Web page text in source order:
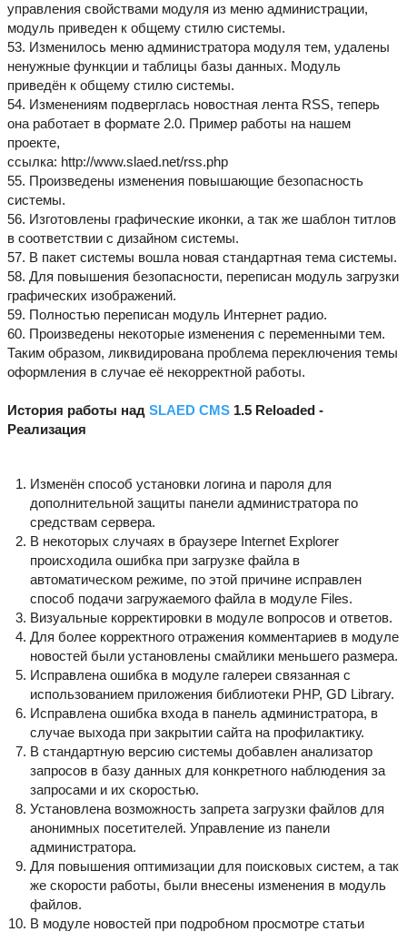
управления свойствами модуля из меню администрации,
модуль приведен к общему стилю системы.
53. Изменилось меню администратора модуля тем, удалены
ненужные функции и таблицы базы данных. Модуль
приведён к общему стилю системы.
54. Изменениям подверглась новостная лента RSS, теперь
она работает в формате 2.0. Пример работы на нашем
проекте,
ссылка: http://www.slaed.net/rss.php
55. Произведены изменения повышающие безопасность
системы.
56. Изготовлены графические иконки, а так же шаблон титлов
в соответствии с дизайном системы.
57. В пакет системы вошла новая стандартная тема системы.
58. Для повышения безопасности, переписан модуль загрузки
графических изображений.
59. Полностью переписан модуль Интернет радио.
60. Произведены некоторые изменения с переменными тем.
Таким образом, ликвидирована проблема переключения темы
оформления в случае её некорректной работы.
История работы над SLAED CMS 1.5 Reloaded -
Реализация
Изменён способ установки логина и пароля для
дополнительной защиты панели администратора по
средствам сервера.
В некоторых случаях в браузере Internet Explorer
происходила ошибка при загрузке файла в
автоматическом режиме, по этой причине исправлен
способ подачи загружаемого файла в модуле Files.
Визуальные корректировки в модуле вопросов и ответов.
Для более корректного отражения комментариев в модуле
новостей были установлены смайлики меньшего размера.
Исправлена ошибка в модуле галереи связанная с
использованием приложения библиотеки PHP, GD Library.
Исправлена ошибка входа в панель администратора, в
случае выхода при закрытии сайта на профилактику.
В стандартную версию системы добавлен анализатор
запросов в базу данных для конкретного наблюдения за
запросами и их скоростью.
Установлена возможность запрета загрузки файлов для
анонимных посетителей. Управление из панели
администратора.
Для повышения оптимизации для поисковых систем, а так
же скорости работы, были внесены изменения в модуль
файлов.
В модуле новостей при подробном просмотре статьи